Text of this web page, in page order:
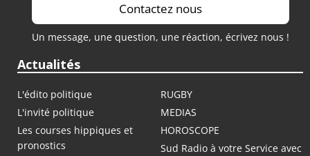
Contactez nous
Un message, une question, une réaction, écrivez nous !
Actualités
L'édito politique
RUGBY
L'invité politique
MEDIAS
Les courses hippiques et
pronostics
HOROSCOPE
Sud Radio à votre Service avec